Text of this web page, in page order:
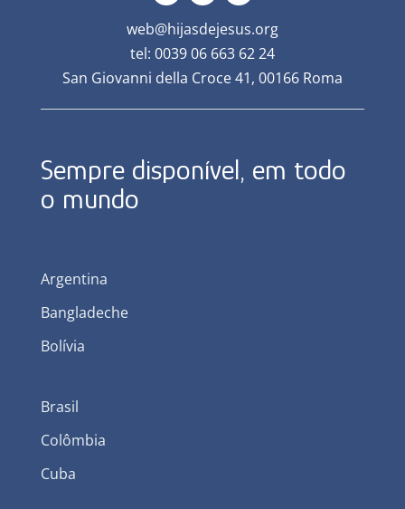
web@hijasdejesus.org
tel: 0039 06 663 62 24
San Giovanni della Croce 41, 00166 Roma
Sempre disponível, em todo
o mundo
Argentina
Bangladeche
Bolívia
Brasil
Colômbia
Cuba